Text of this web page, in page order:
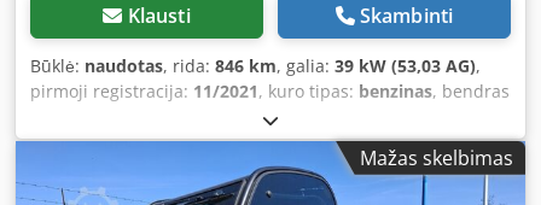
Klausti Skambinti
Būklė: naudotas, rida: 846 km, galia: 39 kW (53,03 AG),
pirmoji registracija: 11/2021, kuro tipas: benzinas, bendras
, kita apžiūra (TÜV):
pavaros tipas:mechaninis, pakaba:kitas, sėdimų vietų
, veikimo valandos:846 h , Įranga:kabina,
papildomi žibintai, visų varančiųjų ratų pavara
,
Mažas skelbimas